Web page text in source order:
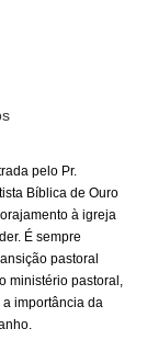
pelo Pr.
Bíblica de Ouro
à igreja
É sempre
pastoral
ministério pastoral,
importância da